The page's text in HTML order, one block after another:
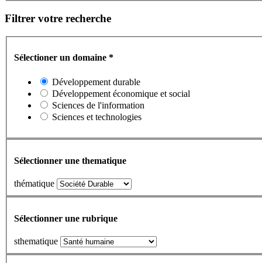
Filtrer votre recherche
Sélectioner un domaine *
Développement durable
Développement économique et social
Sciences de l'information
Sciences et technologies
Sélectionner une thematique
thématique
Sélectionner une rubrique
sthematique